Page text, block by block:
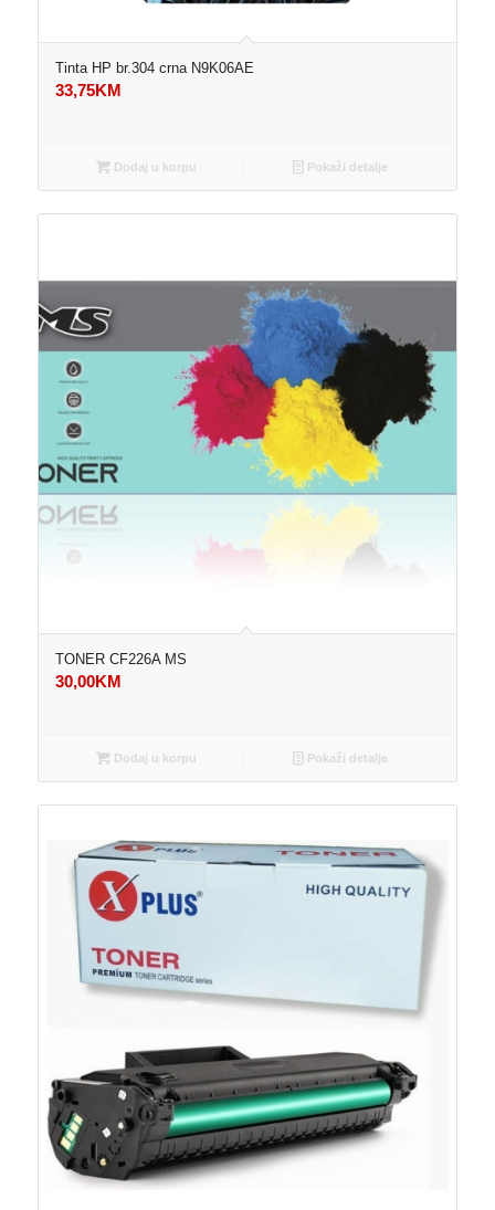
Tinta HP br.304 crna N9K06AE
33,75KM
Dodaj u korpu Pokaži detalje
TONER CF226A MS
30,00KM
Dodaj u korpu Pokaži detalje